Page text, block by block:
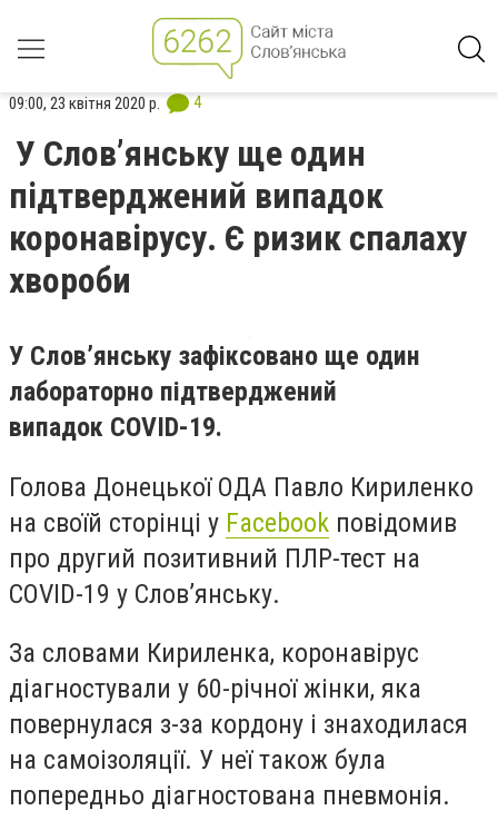
09:00, 23 квітня 2020 р. 4
У Слов’янську ще один
підтверджений випадок
коронавірусу. Є ризик спалаху
хвороби
У Слов’янську зафіксовано ще один
лабораторно підтверджений
випадок COVID-19.
Голова Донецької ОДА Павло Кириленко
на своїй сторінці у Facebook повідомив
про другий позитивний ПЛР-тест на
COVID-19 у Слов’янську.
За словами Кириленка, коронавірус
діагностували у 60-річної жінки, яка
повернулася з-за кордону і знаходилася
на самоізоляції. У неї також була
попередньо діагностована пневмонія.